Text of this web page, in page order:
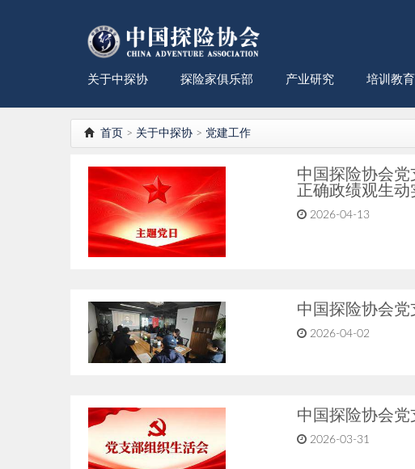
关于中探协 探险家俱乐部 产业研究 培训教育
首页 > 关于中探协 > 党建工作
中国探险协会
正确政绩观生动
2026-04-13
中国探险协会党
2026-04-02
中国探险协会
2026-03-31